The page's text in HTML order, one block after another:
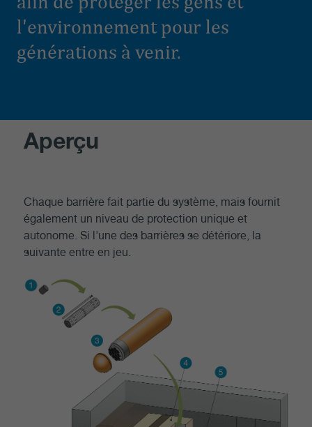
l'environnement pour les
générations à venir.
Aperçu
Chaque barrière fait partie du système, mais fournit
également un niveau de protection unique et
autonome. Si l'une des barrières se détériore, la
suivante entre en jeu.